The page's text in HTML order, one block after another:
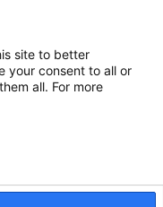
site to better
your consent to all or
all. For more